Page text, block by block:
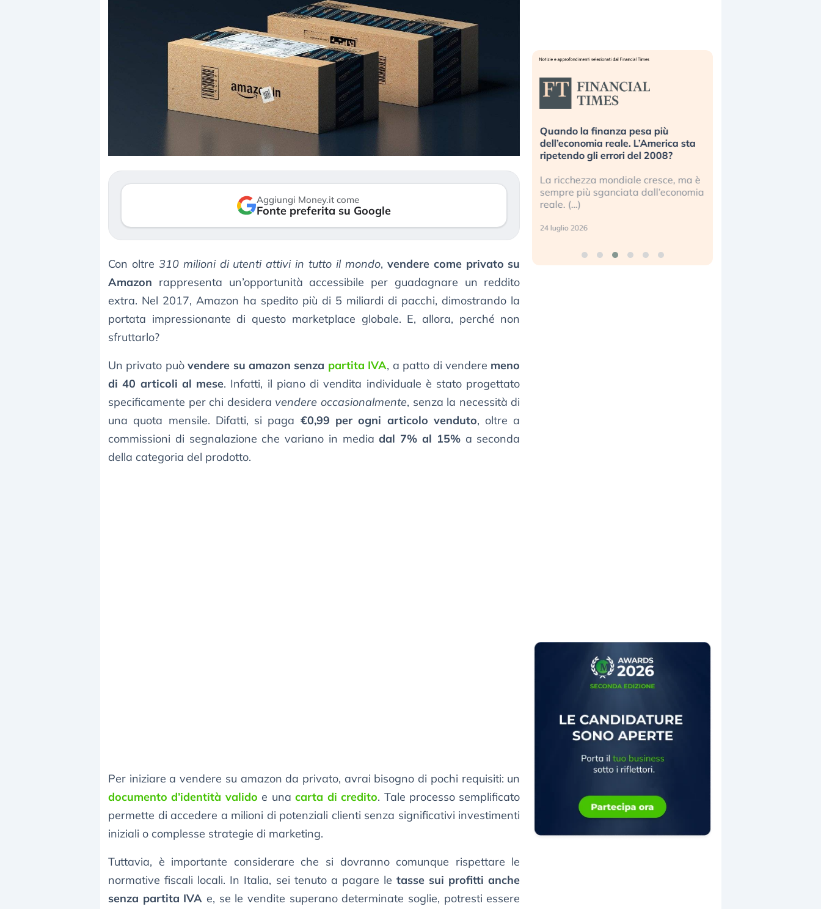
Aggiungi Money.it come
Fonte preferita su Google
Con oltre 310 milioni di utenti attivi in tutto il mondo, vendere come privato su
Amazon rappresenta un’opportunità accessibile per guadagnare un reddito
extra. Nel 2017, Amazon ha spedito più di 5 miliardi di pacchi, dimostrando la
portata impressionante di questo marketplace globale. E, allora, perché non
sfruttarlo?
Un privato puòvendere su amazon senza partita IVA, a patto di vendere meno
di 40 articoli al mese. Infatti, il piano di vendita individuale è stato progettato
specificamente per chi desidera vendere occasionalmente, senza la necessità di
una quota mensile. Difatti, si paga €0,99 per ogni articolo venduto, oltre a
commissioni di segnalazione che variano in mediadal 7% al 15%a seconda
della categoria del prodotto.
Per iniziare a vendere su amazon da privato, avrai bisogno di pochi requisiti: un
documento d’identità valido e unacarta di credito. Tale processo semplificato
permette di accedere a milioni di potenziali clienti senza significativi investimenti
iniziali o complesse strategie di marketing.
Tuttavia, è importante considerare che si dovranno comunque rispettare le
normative fiscali locali. In Italia, sei tenuto a pagare letasse sui profitti anche
senza partita IVA e, se le vendite superano determinate soglie, potresti essere
Dalle valutazioni estreme alla
repricing degli asset?
3 agosto 2026
«La mia vita è rovinata». Investitori
della bolla AI
Kospi, mentre gli investitori retail (…)
30 luglio 2026
Quando la finanza pesa più
dell’economia reale. L’America sta
ripetendo gli errori del 2008?
La ricchezza mondiale cresce, ma è
sempre più sganciata dall’economia
reale. (…)
24 luglio 2026